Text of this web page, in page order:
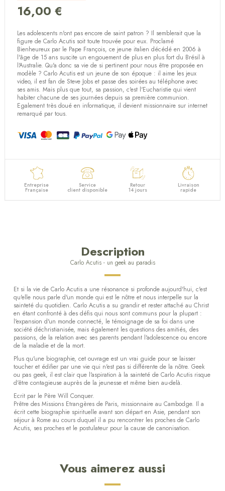
(3 avis)
16,00 €
Les adolescents n'ont pas encore de saint patron ? Il semblerait que la
figure de Carlo Acutis soit toute trouvée pour eux. Proclamé
Bienheureux par le Pape François, ce jeune italien décédé en 2006 à
l'âge de 15 ans suscite un engouement de plus en plus fort du Brésil à
l'Australie. Qu'a donc sa vie de si pertinent pour nous être proposée en
modèle ? Carlo Acutis est un jeune de son époque : il aime les jeux
video, il est fan de Steve Jobs et passe des soirées au téléphone avec
ses amis. Mais plus que tout, sa passion, c'est l'Eucharistie qui vient
habiter chacune de ses journées depuis sa première communion.
Egalement très doué en informatique, il devient missionnaire sur internet
remarqué par tous.
Entreprise
Française
Service
client disponible
Retour
14 jours
Livraison
rapide
Description
Carlo Acutis - un geek au paradis
Et si la vie de Carlo Acutis a une résonance si profonde aujourd'hui, c'est
qu'elle nous parle d'un monde qui est le nôtre et nous interpelle sur la
sainteté du quotidien. Carlo Acutis a su grandir et rester attaché au Christ
en étant confronté à des défis qui nous sont communs pour la plupart :
l'expansion d'un monde connecté, le témoignage de sa foi dans une
société déchristianisée, mais également les questions des amitiés, des
passions, de la relation avec ses parents pendant l'adolescence ou encore
de la maladie et de la mort.
Plus qu'une biographie, cet ouvrage est un vrai guide pour se laisser
toucher et édifier par une vie qui n'est pas si différente de la nôtre. Geek
ou pas geek, il est clair que l'aspiration à la sainteté de Carlo Acutis risque
d'être contagieuse auprès de la jeunesse et même bien au-delà.
Ecrit par le Père Will Conquer.
Prêtre des Missions Etrangères de Paris, missionnaire au Cambodge. Il a
écrit cette biographie spirituelle avant son départ en Asie, pendant son
séjour à Rome au cours duquel il a pu rencontrer les proches de Carlo
Acutis, ses proches et le postulateur pour la cause de canonisation.
Vous aimerez aussi